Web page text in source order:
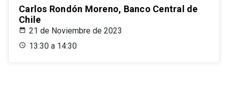
Carlos Rondón Moreno, Banco Central de
Chile
21 de Noviembre de 2023
13:30 a 14:30